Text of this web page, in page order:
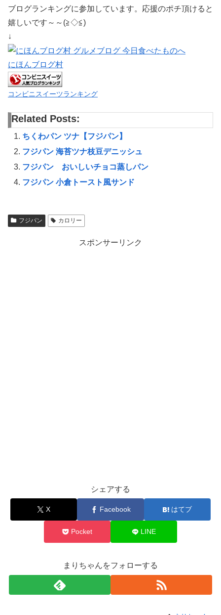
ブログランキングに参加しています。応援のポチ頂けると
嬉しいです～～(≧◇≦)
↓
にほんブログ村
コンビニスイーツランキング
Related Posts:
ちくわパン ツナ【フジパン】
フジパン 海苔ツナ枝豆デニッシュ
フジパン おいしいチョコ蒸しパン
フジパン 小倉トースト風サンド
フジパン カロリー
スポンサーリンク
シェアする
X Facebook はてブ
Pocket LINE
まりちゃんをフォローする